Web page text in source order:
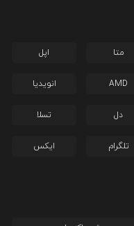
متا اپل
AMD انویدیا
دل تسلا
تلگرام ایکس